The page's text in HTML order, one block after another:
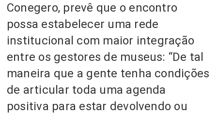
Conegero, prevê que o encontro
possa estabelecer uma rede
institucional com maior integração
entre os gestores de museus: “De tal
maneira que a gente tenha condições
de articular toda uma agenda
positiva para estar devolvendo ou